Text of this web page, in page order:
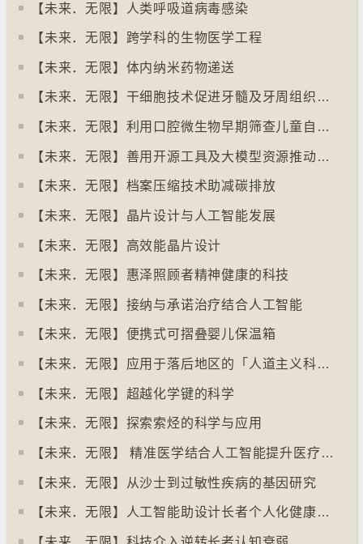
【未来．无限】人类呼吸道病毒感染
【未来．无限】跨学科的生物医学工程
【未来．无限】体内纳米药物递送
【未来．无限】干细胞技术促进牙髓及牙周组织再生
【未来．无限】利用口腔微生物早期筛查儿童自闭症
【未来．无限】善用开源工具及大模型资源推动社会进步
【未来．无限】档案压缩技术助减碳排放
【未来．无限】晶片设计与人工智能发展
【未来．无限】高效能晶片设计
【未来．无限】惠泽照顾者精神健康的科技
【未来．无限】接纳与承诺治疗结合人工智能
【未来．无限】便携式可摺叠婴儿保温箱
【未来．无限】应用于落后地区的「人道主义科技」
【未来．无限】超越化学键的科学
【未来．无限】探索索烃的科学与应用
【未来．无限】 精准医学结合人工智能提升医疗效果
【未来．无限】从沙士到过敏性疾病的基因研究
【未来．无限】人工智能助设计长者个人化健康方案